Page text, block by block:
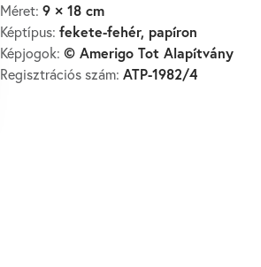
Méret: 9 × 18 cm
Képtípus: fekete-fehér, papíron
Képjogok: © Amerigo Tot Alapítvány
Regisztrációs szám: ATP-1982/4